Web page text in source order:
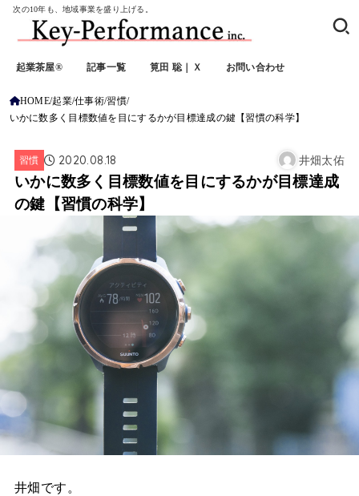
次の10年も、地域事業を盛り上げる。
起業茶屋® 記事一覧 筧田 聡｜Ｘ お問い合わせ
HOME 起業 仕事術 習慣
いかに数多く目標数値を目にするかが目標達成の鍵【習慣の科学】
習慣 2020.08.18 井畑太佑
いかに数多く目標数値を目にするかが目標達成
の鍵【習慣の科学】
井畑です。